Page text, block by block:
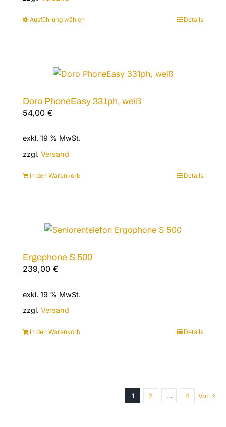
Ausführung wählenDieses
Varianten
Die
Details
Doro PhoneEasy 331ph, weiß
54,00 €
exkl. 19 % MwSt.
zzgl. Versand
In den Warenkorb Details
Ergophone S 500
239,00 €
exkl. 19 % MwSt.
zzgl. Versand
In den Warenkorb Details
1 2 … 4 Vor